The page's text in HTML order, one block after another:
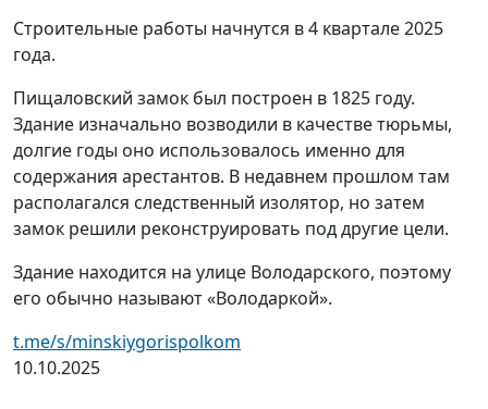
Строительные работы начнутся в 4 квартале 2025
года.
Пищаловский замок был построен в 1825 году.
Здание изначально возводили в качестве тюрьмы,
долгие годы оно использовалось именно для
содержания арестантов. В недавнем прошлом там
располагался следственный изолятор, но затем
замок решили реконструировать под другие цели.
Здание находится на улице Володарского, поэтому
его обычно называют «Володаркой».
t.me/s/minskiygorispolkom
10.10.2025